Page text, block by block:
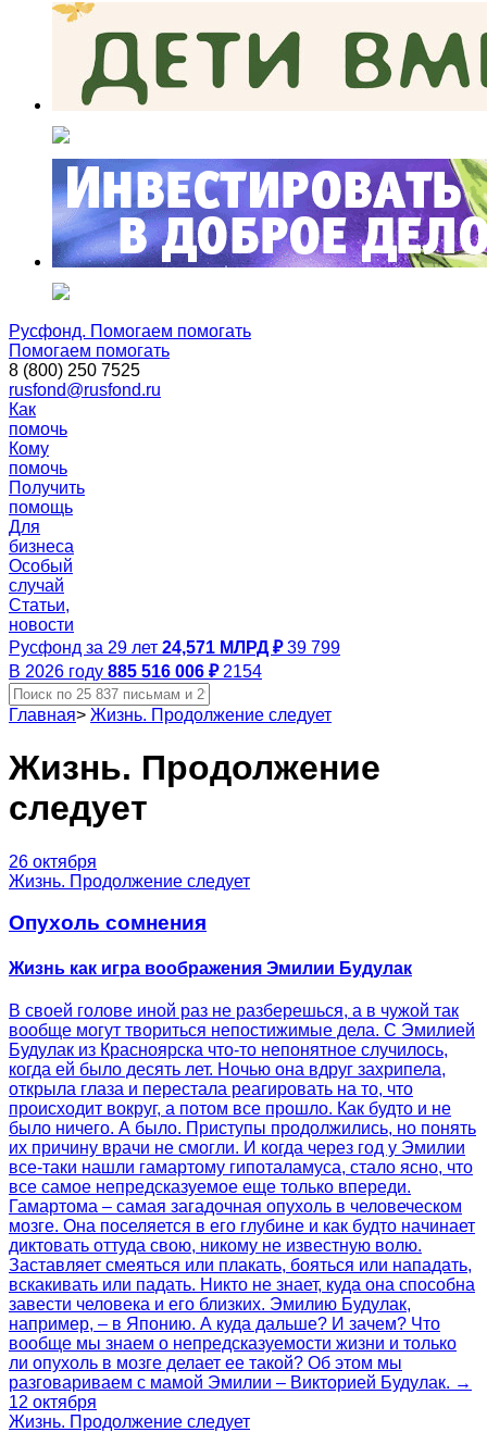
Русфонд. Помогаем помогать
Помогаем помогать
8 (800) 250 7525
rusfond@rusfond.ru
Как
помочь
Кому
помочь
Получить
помощь
Для
бизнеса
Особый
случай
Статьи,
новости
Русфонд за 29 лет 24,571 МЛРД ₽ 39 799
В 2026 году 885 516 006 ₽ 2154
Главная> Жизнь. Продолжение следует
Жизнь. Продолжение
следует
26 октября
Жизнь. Продолжение следует
Опухоль сомнения
Жизнь как игра воображения Эмилии Будулак
В своей голове иной раз не разберешься, а в чужой так
вообще могут твориться непостижимые дела. С Эмилией
Будулак из Красноярска что-то непонятное случилось,
когда ей было десять лет. Ночью она вдруг захрипела,
открыла глаза и перестала реагировать на то, что
происходит вокруг, а потом все прошло. Как будто и не
было ничего. А было. Приступы продолжились, но понять
их причину врачи не смогли. И когда через год у Эмилии
все-таки нашли гамартому гипоталамуса, стало ясно, что
все самое непредсказуемое еще только впереди.
Гамартома – самая загадочная опухоль в человеческом
мозге. Она поселяется в его глубине и как будто начинает
диктовать оттуда свою, никому не известную волю.
Заставляет смеяться или плакать, бояться или нападать,
вскакивать или падать. Никто не знает, куда она способна
завести человека и его близких. Эмилию Будулак,
например, – в Японию. А куда дальше? И зачем? Что
вообще мы знаем о непредсказуемости жизни и только
ли опухоль в мозге делает ее такой? Об этом мы
разговариваем с мамой Эмилии – Викторией Будулак. →
12 октября
Жизнь. Продолжение следует